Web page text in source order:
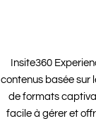
Insite360
contenus basée sur
de formats
facile à gérer et